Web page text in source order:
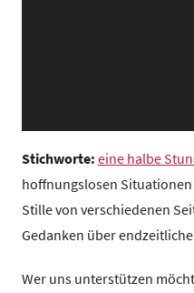
Stichworte: eine halbe
hoffnungslosen
Stille von verschiedenen
Gedanken über
Wer uns unterstützen